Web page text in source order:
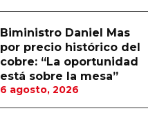
Biministro Daniel Mas
por precio histórico del
cobre: “La oportunidad
está sobre la mesa”
6 agosto, 2026